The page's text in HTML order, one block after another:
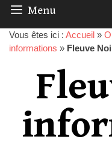
Menu
Vous êtes ici : Accueil »
informations » Fleuve